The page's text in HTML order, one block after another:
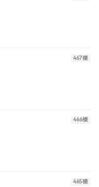
467楼
466楼
465楼